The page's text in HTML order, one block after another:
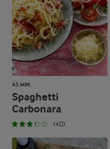
45 MIN.
Spaghetti
Carbonara
(40)